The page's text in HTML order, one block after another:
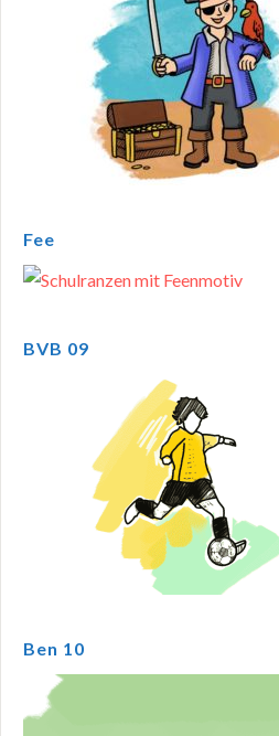
Fee
BVB 09
Ben 10